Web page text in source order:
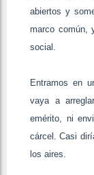
abiertos y
marco común,
social.
Entramos en
vaya a
emérito, ni
cárcel. Casi
los aires.